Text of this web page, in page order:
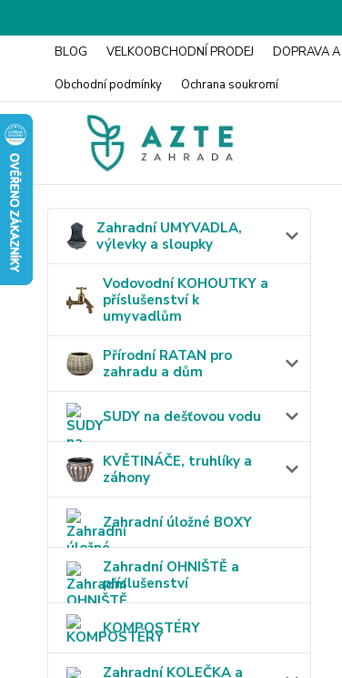
BLOG VELKOOBCHODNÍ PRODEJ DOPRAVA
Obchodní podmínky
Ochrana soukromí
Zahradní UMYVADLA,
výlevky a sloupky
Vodovodní KOHOUTKY a
příslušenství k
umyvadlům
Přírodní RATAN pro
zahradu a dům
SUDY na dešťovou vodu
KVĚTINÁČE, truhlíky a
záhony
Zahradní úložné BOXY
Zahradní OHNIŠTĚ a
příslušenství
KOMPOSTÉRY
Zahradní KOLEČKA a